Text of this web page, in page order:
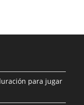
para jugar